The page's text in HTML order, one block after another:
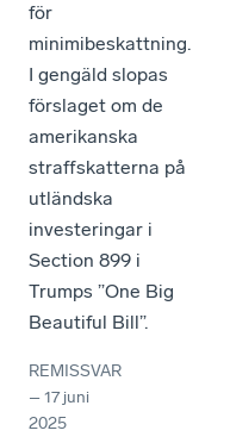
för
minimibeskattning.
I gengäld slopas
förslaget om de
amerikanska
straffskatterna på
utländska
investeringar i
Section 899 i
Trumps ”One Big
Beautiful Bill”.
REMISSVAR
–17 juni
2025